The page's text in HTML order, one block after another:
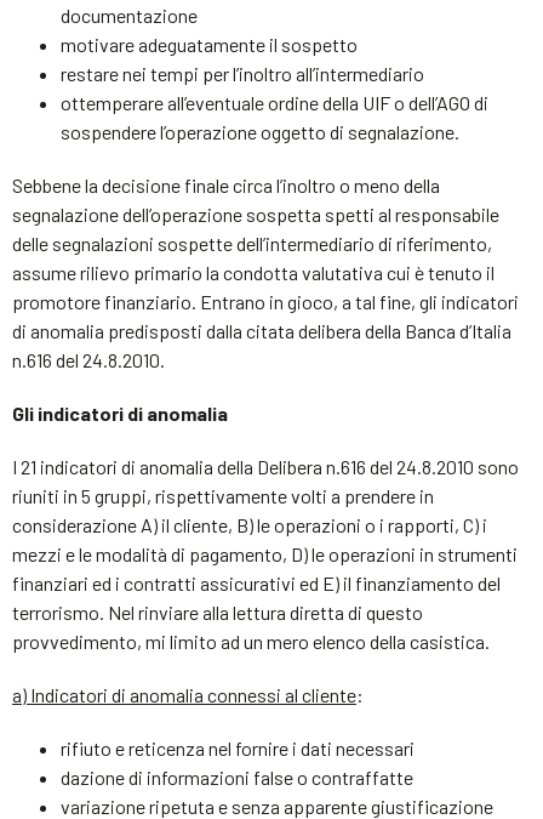
documentazione
motivare adeguatamente il sospetto
restare nei tempi per l’inoltro all’intermediario
ottemperare all’eventuale ordine della UIF o dell’AGO di
sospendere l’operazione oggetto di segnalazione.
Sebbene la decisione finale circa l’inoltro o meno della
segnalazione dell’operazione sospetta spetti al responsabile
delle segnalazioni sospette dell’intermediario di riferimento,
assume rilievo primario la condotta valutativa cui è tenuto il
promotore finanziario. Entrano in gioco, a tal fine, gli indicatori
di anomalia predisposti dalla citata delibera della Banca d’Italia
n.616 del 24.8.2010.
Gli indicatori di anomalia
I 21 indicatori di anomalia della Delibera n.616 del 24.8.2010 sono
riuniti in 5 gruppi, rispettivamente volti a prendere in
considerazione A) il cliente, B) le operazioni o i rapporti, C) i
mezzi e le modalità di pagamento, D) le operazioni in strumenti
finanziari ed i contratti assicurativi ed E) il finanziamento del
terrorismo. Nel rinviare alla lettura diretta di questo
provvedimento, mi limito ad un mero elenco della casistica.
a) Indicatori di anomalia connessi al cliente:
rifiuto e reticenza nel fornire i dati necessari
dazione di informazioni false o contraffatte
variazione ripetuta e senza apparente giustificazione